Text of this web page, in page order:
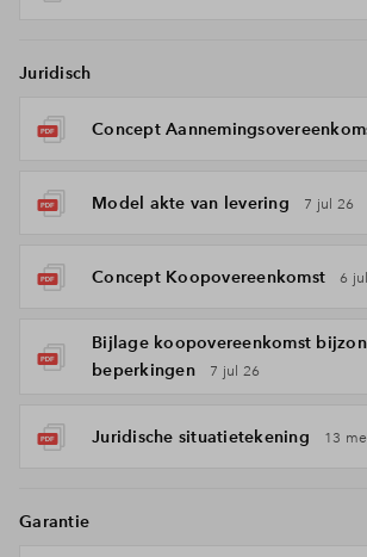
Juridisch
Concept
Model akte van levering 7 jul 26
Concept Koopovereenkomst 6
Bijlage koopovereenkomst
beperkingen
7 jul 26
Juridische situatietekening 13
Garantie